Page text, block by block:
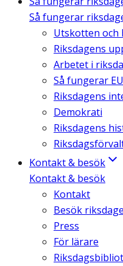
Så fungerar
Utskotten och
Riksdagens
Arbetet i
Så fungerar EU
Riksdagens
Demokrati
Riksdagens
Kontakt & besök
Kontakt & besök
Kontakt
Besök
Press
För lärare